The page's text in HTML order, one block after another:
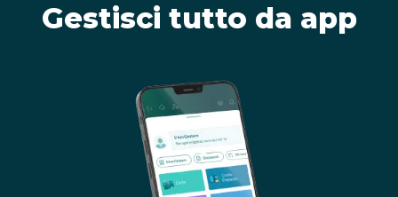
Gestisci tutto da app